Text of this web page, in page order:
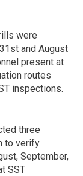
were
and August
present at
routes
inspections.
three
to verify
September,
SST